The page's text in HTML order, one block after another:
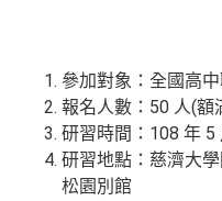
參加對象：全國高
報名人數：50 人(額
研習時間：108 年 5
研習地點：慈濟大
松園別館